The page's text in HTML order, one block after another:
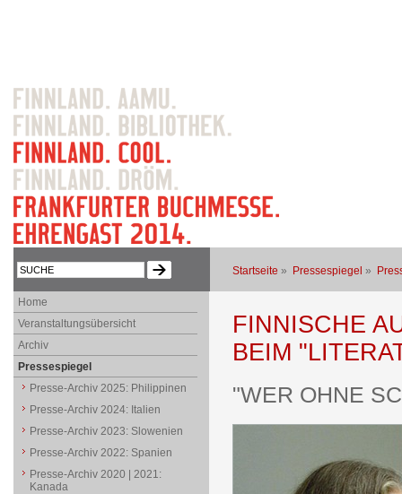
Startseite » Pressespiegel »
FINNISCHE
BEIM
"WER OHNE
Home
Veranstaltungsübersicht
Archiv
Pressespiegel
Presse-Archiv 2025: Philippinen
Presse-Archiv 2024: Italien
Presse-Archiv 2023: Slowenien
Presse-Archiv 2022: Spanien
Presse-Archiv 2020 | 2021:
Kanada